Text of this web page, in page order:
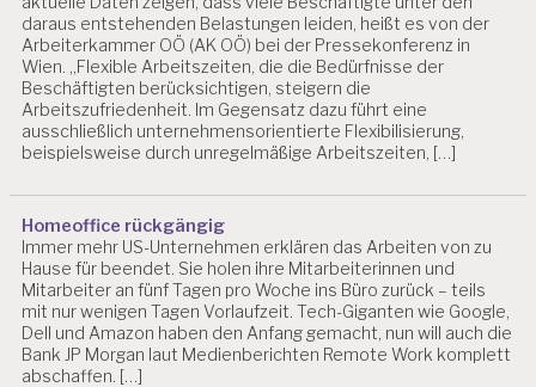
daraus entstehenden Belastungen leiden, heißt es von der
Arbeiterkammer OÖ (AK OÖ) bei der Pressekonferenz in
Wien. „Flexible Arbeitszeiten, die die Bedürfnisse der
Beschäftigten berücksichtigen, steigern die
Arbeitszufriedenheit. Im Gegensatz dazu führt eine
ausschließlich unternehmensorientierte Flexibilisierung,
beispielsweise durch unregelmäßige Arbeitszeiten, […]
Homeoffice rückgängig
Immer mehr US-Unternehmen erklären das Arbeiten von zu
Hause für beendet. Sie holen ihre Mitarbeiterinnen und
Mitarbeiter an fünf Tagen pro Woche ins Büro zurück – teils
mit nur wenigen Tagen Vorlaufzeit. Tech-Giganten wie Google,
Dell und Amazon haben den Anfang gemacht, nun will auch die
Bank JP Morgan laut Medienberichten Remote Work komplett
abschaffen. […]